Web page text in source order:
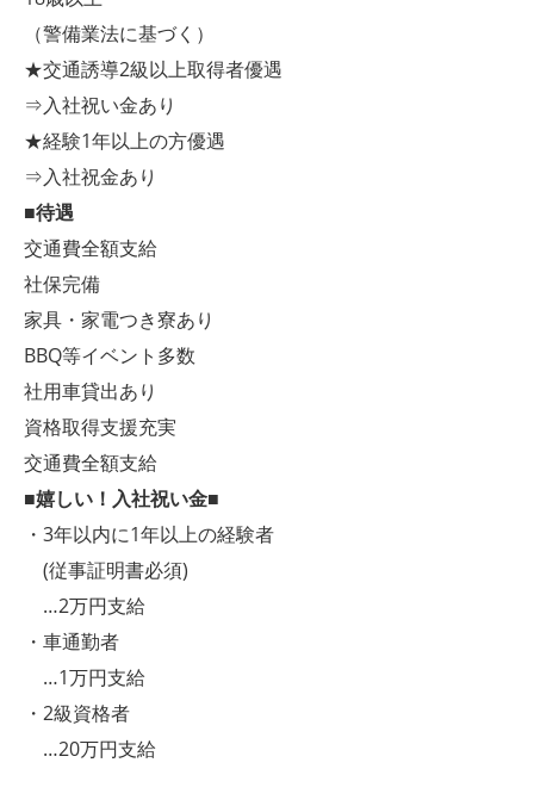
（警備業法に基づく）
★交通誘導2級以上取得者優遇
⇒入社祝い金あり
★経験1年以上の方優遇
⇒入社祝金あり
■待遇
交通費全額支給
社保完備
家具・家電つき寮あり
BBQ等イベント多数
社用車貸出あり
資格取得支援充実
交通費全額支給
■嬉しい！入社祝い金■
・3年以内に1年以上の経験者
(従事証明書必須)
…2万円支給
・車通勤者
…1万円支給
・2級資格者
…20万円支給